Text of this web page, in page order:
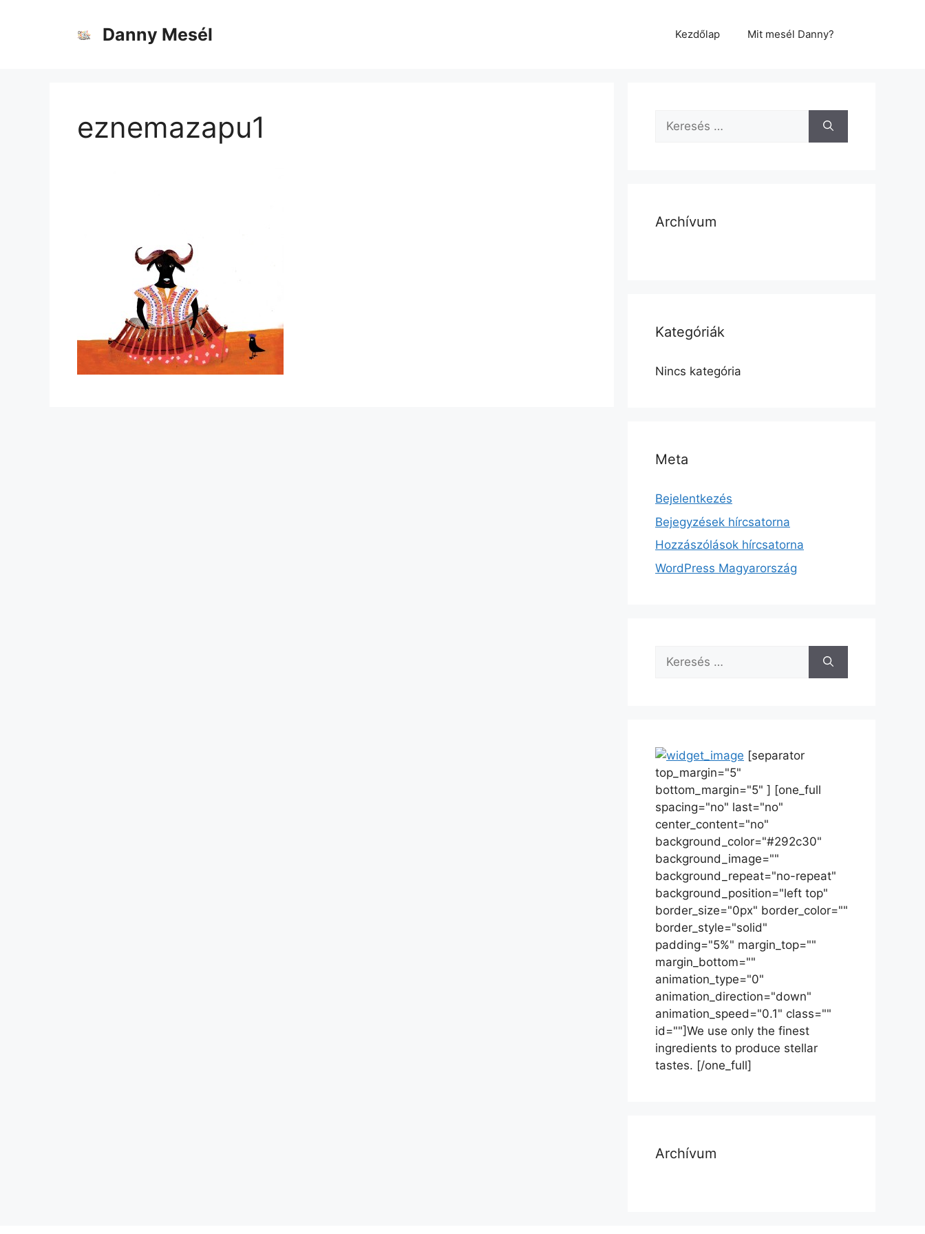
Danny Mesél Kezdőlap Mit mesél Danny?
eznemazapu1
Archívum
Kategóriák
Nincs kategória
Meta
Bejelentkezés
Bejegyzések hírcsatorna
Hozzászólások hírcsatorna
WordPress Magyarország
[separator
top_margin="5"
bottom_margin="5" ] [one_full
spacing="no" last="no"
center_content="no"
background_color="#292c30"
background_image=""
background_repeat="no-repeat"
background_position="left top"
border_size="0px" border_color=""
border_style="solid"
padding="5%" margin_top=""
margin_bottom=""
animation_type="0"
animation_direction="down"
animation_speed="0.1" class=""
id=""]We use only the finest
ingredients to produce stellar
tastes. [/one_full]
Archívum